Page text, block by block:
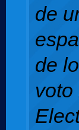
de
de
voto